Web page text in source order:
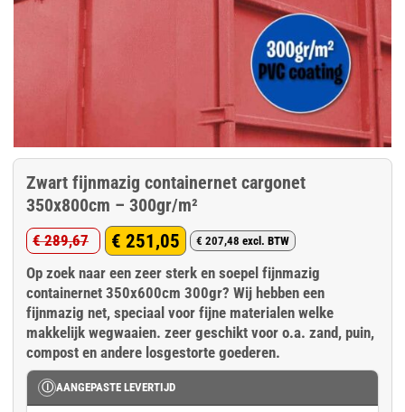
Zwart fijnmazig containernet cargonet
350x800cm – 300gr/m²
€289,67
Oorspronkelijke
prijs
was:
€ 289,67.
€ 251,05
Huidige
prijs
is:
€ 251,05.
€ 207,48 excl. BTW
Op zoek naar een zeer sterk en soepel fijnmazig
containernet 350x600cm 300gr? Wij hebben een
fijnmazig net, speciaal voor fijne materialen welke
makkelijk wegwaaien. zeer geschikt voor o.a. zand, puin,
compost en andere losgestorte goederen.
Ⓘ AANGEPASTE LEVERTIJD